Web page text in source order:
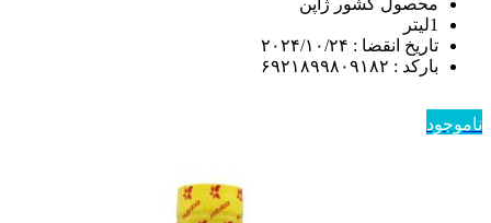
1لیتر
تاریخ انقضا : ۲۰۲۴/۱۰/۲۴
بارکد : ۶۹۲۱۸۹۹۸۰۹۱۸۲
ناموجود